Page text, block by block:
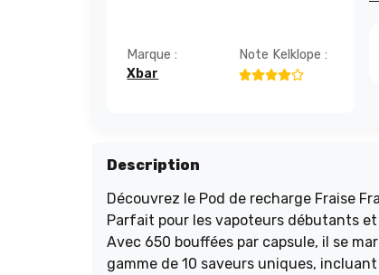
Marque :
Xbar
Note Kelklope :
Description
Découvrez le Pod de recharge Fraise
Parfait pour les vapoteurs débutants
Avec 650 bouffées par capsule, il se
gamme de 10 saveurs uniques,